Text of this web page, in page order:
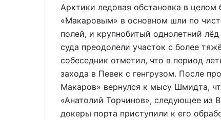
Арктики ледовая обстановка в целом
«Макаровым» в основном шли по
полей, и крупнобитый однолетний
суда преодолели участок с более
собеседник отметил, что в период
захода в Певек с генгрузом. После
Макаров» вернулся к мысу Шмидта,
«Анатолий Торчинов», следующее из
докеры порта приступили к его